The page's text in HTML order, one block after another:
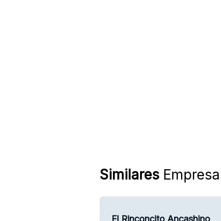
Similares
El Rinconcito Ancashino